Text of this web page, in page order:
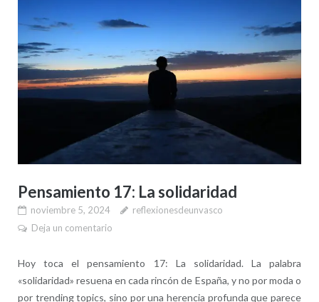
Pensamiento 17: La solidaridad
noviembre 5, 2024
reflexionesdeunvasco
Deja un comentario
Hoy toca el pensamiento 17: La solidaridad. La palabra
«solidaridad» resuena en cada rincón de España, y no por moda o
por trending topics, sino por una herencia profunda que parece